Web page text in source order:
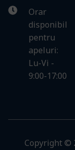
Orar
disponibil
pentru
apeluri:
Lu-Vi -
9:00-17:00
Copyright ©